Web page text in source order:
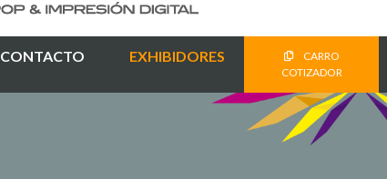
CONTACTO EXHIBIDORES
CARRO
COTIZADOR